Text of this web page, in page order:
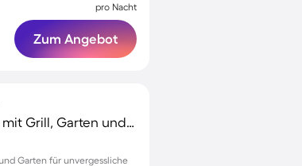
pro Nacht
Zum Angebot
Voll ausgestattetes Ferienhaus mit Grill, Garten und Terrasse | Haustiere sind willkommen
Garten für unvergessliche